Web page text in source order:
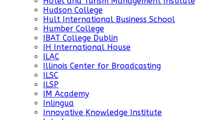
Hudson College
Hult International Business School
Humber College
IBAT College Dublin
IH International House
ILAC
Illinois Center for Broadcasting
ILSC
ILSP
IM Academy
Inlingua
Innovative Knowledge Institute